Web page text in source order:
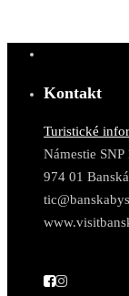
Kontakt
Turistické
Námestie
974 01